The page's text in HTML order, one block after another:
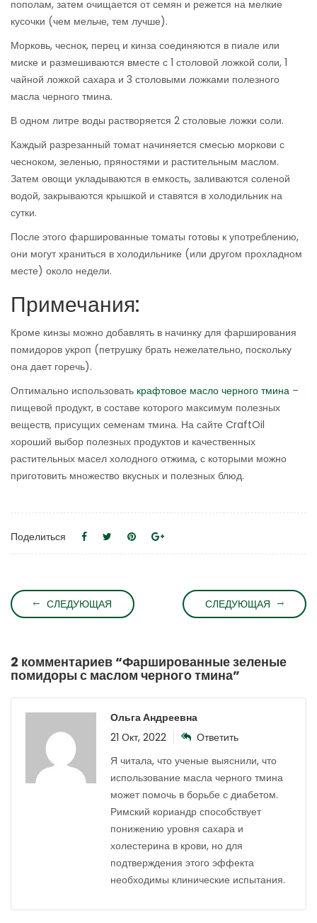
пополам, затем очищается от семян и режется на мелкие
кусочки (чем мельче, тем лучше).
Морковь, чеснок, перец и кинза соединяются в пиале или
миске и размешиваются вместе с 1 столовой ложкой соли, 1
чайной ложкой сахара и 3 столовыми ложками полезного
масла черного тмина.
В одном литре воды растворяется 2 столовые ложки соли.
Каждый разрезанный томат начиняется смесью моркови с
чесноком, зеленью, пряностями и растительным маслом.
Затем овощи укладываются в емкость, заливаются соленой
водой, закрываются крышкой и ставятся в холодильник на
сутки.
После этого фаршированные томаты готовы к употреблению,
они могут храниться в холодильнике (или другом прохладном
месте) около недели.
Примечания:
Кроме кинзы можно добавлять в начинку для фарширования
помидоров укроп (петрушку брать нежелательно, поскольку
она дает горечь).
Оптимально использовать крафтовое масло черного тмина –
пищевой продукт, в составе которого максимум полезных
веществ, присущих семенам тмина. На сайте CraftOil
хороший выбор полезных продуктов и качественных
растительных масел холодного отжима, с которыми можно
приготовить множество вкусных и полезных блюд.
Поделиться
СЛЕДУЮЩАЯ СЛЕДУЮЩАЯ
2 комментариев “Фаршированные зеленые
помидоры с маслом черного тмина”
Ольга Андреевна
21 Окт, 2022
Ответить
Я читала, что ученые выяснили, что
использование масла черного тмина
может помочь в борьбе с диабетом.
Римский кориандр способствует
понижению уровня сахара и
холестерина в крови, но для
подтверждения этого эффекта
необходимы клинические испытания.